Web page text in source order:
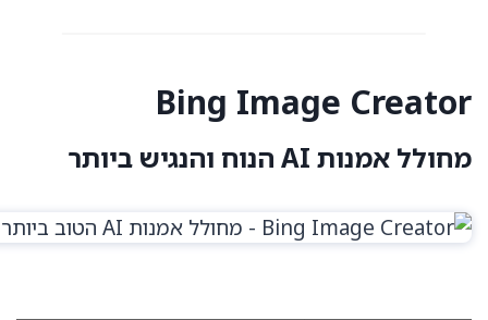
Bing Image Creator
מחולל אמנות AI הנוח והנגיש ביותר